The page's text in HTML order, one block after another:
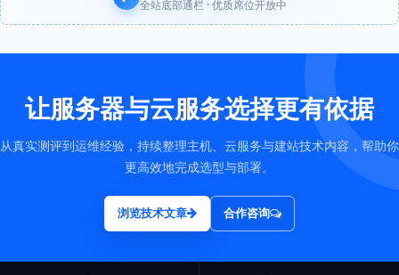
全站底部通栏 · 优质席位开放中
让服务器与云服务选择更有依据
从真实测评到运维经验，持续整理主机、云服务与建站技术内容，帮助你
更高效地完成选型与部署。
浏览技术文章 合作咨询